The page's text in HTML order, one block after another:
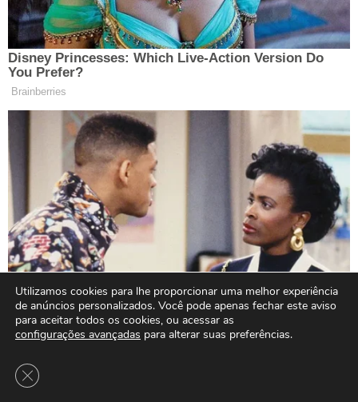
Utilizamos cookies para lhe proporcionar uma melhor experiência
de anúncios personalizados. Você pode apenas fechar este aviso
para aceitar todos os cookies, ou acessar as
configurações avançadas para alterar suas preferências.
Close GDPR Cookie Banner